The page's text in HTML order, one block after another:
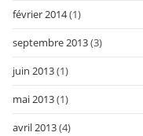
février 2014(1)
septembre 2013(3)
juin 2013(1)
mai 2013(1)
avril 2013(4)